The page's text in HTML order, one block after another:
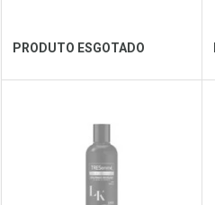
Ver Desconto Convênio
PRODUTO ESGOTADO
Laboratório
Por Menos